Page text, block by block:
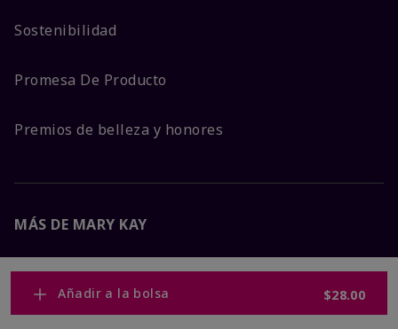
Añadir a la bolsa $28.00
Sostenibilidad
Promesa De Producto
Premios de belleza y honores
MÁS DE MARY KAY
Carreras Corporativas